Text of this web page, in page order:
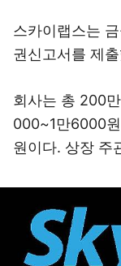
스카이랩스는
권신고서를 제
회사는 총 200
000~1만6000
원이다. 상장 주